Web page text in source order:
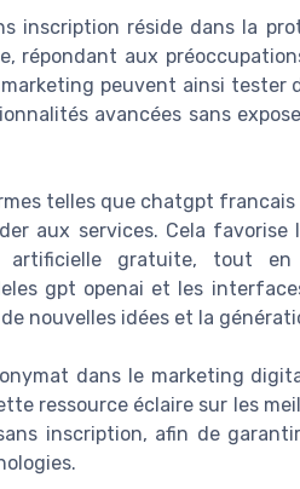
inscription réside dans la
répondant aux
peuvent ainsi tester
avancées sans
telles que chatgpt francais
aux services. Cela favorise
artificielle gratuite, tout en
gpt openai et les
nouvelles idées et la
dans le marketing
ressource éclaire sur les
inscription, afin de